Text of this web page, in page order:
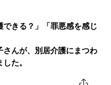
できる？」「罪悪感を感じ
さんが、別居介護にまつわ
た。